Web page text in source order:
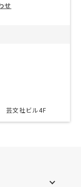
せ
芸文社ビル4F